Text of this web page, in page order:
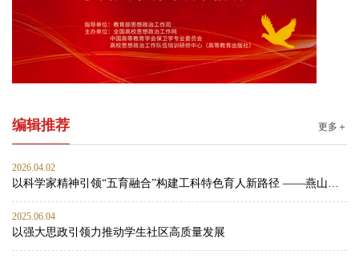
编辑推荐 更多＋
2026.04.02
以科学家精神引领“五育融合”构建工科特色育人新路径 ——燕山大学材料科学与工程学院思政工作案例
2025.06.04
以强大思政引领力推动学生社区高质量发展